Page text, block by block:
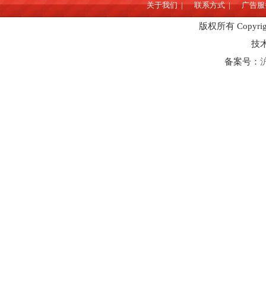
关于我们 | 联系方式 | 广告
版权所有
技
备案号：